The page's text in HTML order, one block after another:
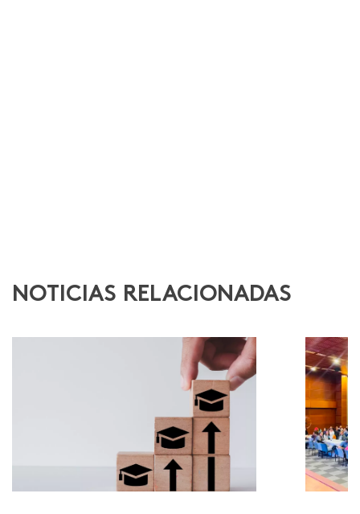
NOTICIAS RELACIONADAS